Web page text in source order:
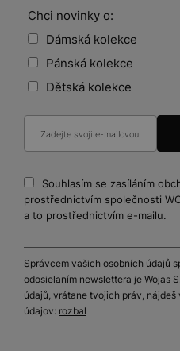
Chci novinky o:
Dámská kolekce
Pánská kolekce
Dětská kolekce
Souhlasím se zasíláním
prostřednictvím společnosti
a to prostřednictvím e-mailu.
Správcem vašich osobních údajů
odosielaním newslettera je Wojas
údajů, vrátane tvojich práv,
údajov: rozbal